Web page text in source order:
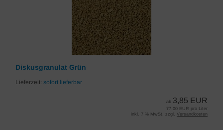
Diskusgranulat Grün
Lieferzeit: sofort lieferbar
ab 3,85 EUR
77,00 EUR pro Liter
inkl. 7 % MwSt. zzgl. Versandkosten